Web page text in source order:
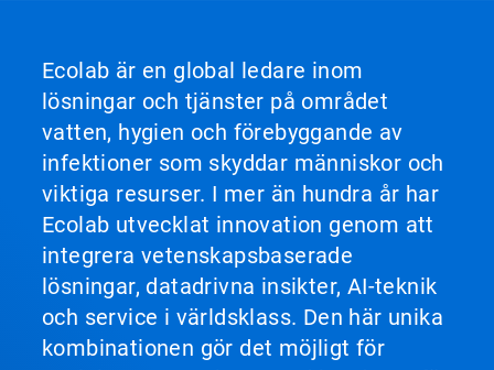
Ecolab är en global ledare inom
lösningar och tjänster på området
vatten, hygien och förebyggande av
infektioner som skyddar människor och
viktiga resurser. I mer än hundra år har
Ecolab utvecklat innovation genom att
integrera vetenskapsbaserade
lösningar, datadrivna insikter, AI-teknik
och service i världsklass. Den här unika
kombinationen gör det möjligt för